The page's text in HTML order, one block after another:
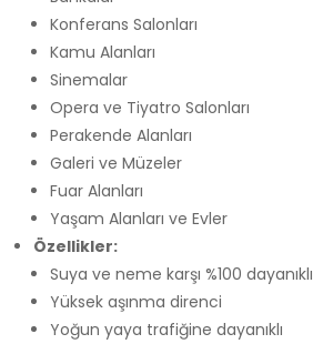
Konferans Salonları
Kamu Alanları
Sinemalar
Opera ve Tiyatro Salonları
Perakende Alanları
Galeri ve Müzeler
Fuar Alanları
Yaşam Alanları ve Evler
Özellikler:
Suya ve neme karşı %100 dayanıklı
Yüksek aşınma direnci
Yoğun yaya trafiğine dayanıklı